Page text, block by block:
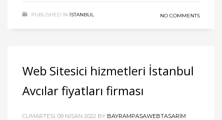
PUBLISHED IN ISTANBUL NO COMMENTS
Web Sitesici hizmetleri İstanbul
Avcılar fiyatları firması
CUMARTESI, 09 NISAN 2022 BY BAYRAMPASAWEBTASARIM